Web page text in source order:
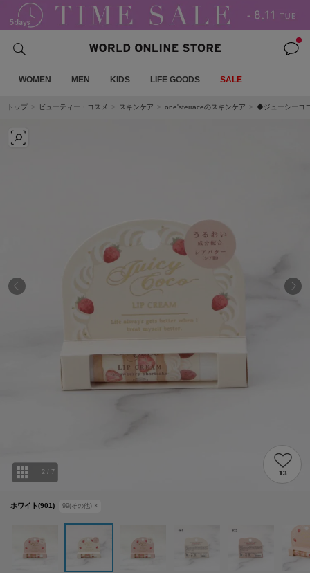
WOMEN MEN KIDS LIFE GOODS SALE
トップ ビューティー・コスメ スキンケア one'sterraceのスキンケア ◆ジューシーコ
ホワイト(901) 99(その他) ×
2 / 7 13